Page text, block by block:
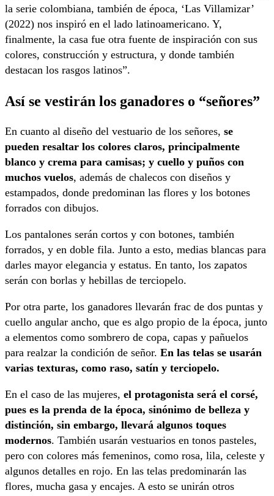
la serie colombiana, también de época, ‘Las Villamizar’
(2022) nos inspiró en el lado latinoamericano. Y,
finalmente, la casa fue otra fuente de inspiración con sus
colores, construcción y estructura, y donde también
destacan los rasgos latinos”.
Así se vestirán los ganadores o “señores”
En cuanto al diseño del vestuario de los señores, se
pueden resaltar los colores claros, principalmente
blanco y crema para camisas; y cuello y puños con
muchos vuelos, además de chalecos con diseños y
estampados, donde predominan las flores y los botones
forrados con dibujos.
Los pantalones serán cortos y con botones, también
forrados, y en doble fila. Junto a esto, medias blancas para
darles mayor elegancia y estatus. En tanto, los zapatos
serán con borlas y hebillas de terciopelo.
Por otra parte, los ganadores llevarán frac de dos puntas y
cuello angular ancho, que es algo propio de la época, junto
a elementos como sombrero de copa, capas y pañuelos
para realzar la condición de señor. En las telas se usarán
varias texturas, como raso, satín y terciopelo.
En el caso de las mujeres, el protagonista será el corsé,
pues es la prenda de la época, sinónimo de belleza y
distinción, sin embargo, llevará algunos toques
modernos. También usarán vestuarios en tonos pasteles,
pero con colores más femeninos, como rosa, lila, celeste y
algunos detalles en rojo. En las telas predominarán las
flores, mucha gasa y encajes. A esto se unirán otros